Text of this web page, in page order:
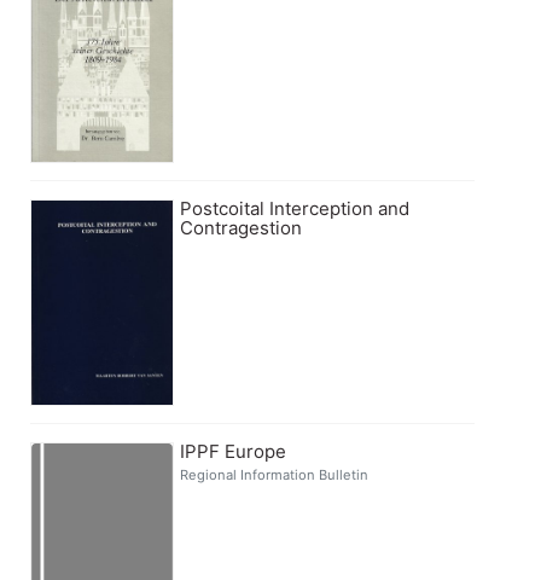
Postcoital Interception and
Contragestion
IPPF Europe
Regional Information Bulletin